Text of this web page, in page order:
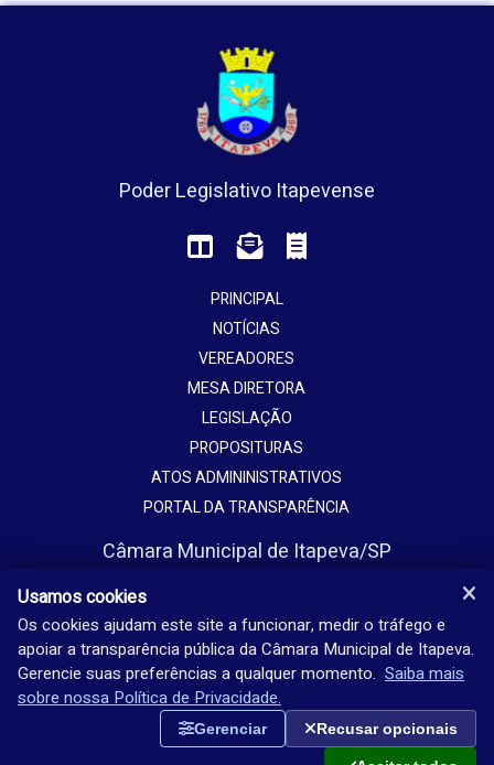
Poder Legislativo Itapevense
PRINCIPAL
NOTÍCIAS
VEREADORES
MESA DIRETORA
LEGISLAÇÃO
PROPOSITURAS
ATOS ADMININISTRATIVOS
PORTAL DA TRANSPARÊNCIA
Câmara Municipal de Itapeva/SP
Jardim Europa - Itapeva - SP - Brasil
(15) 3524-9200
Seg-sex: 08h-18h
Usamos cookies
Os cookies ajudam este site a funcionar, medir o tráfego e
apoiar a transparência pública da Câmara Municipal de Itapeva.
Gerencie suas preferências a qualquer momento. Saiba mais
sobre nossa Política de Privacidade.
Gerenciar Recusar opcionais